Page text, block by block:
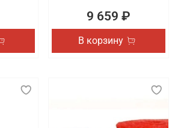
9 659 ₽
В корзину